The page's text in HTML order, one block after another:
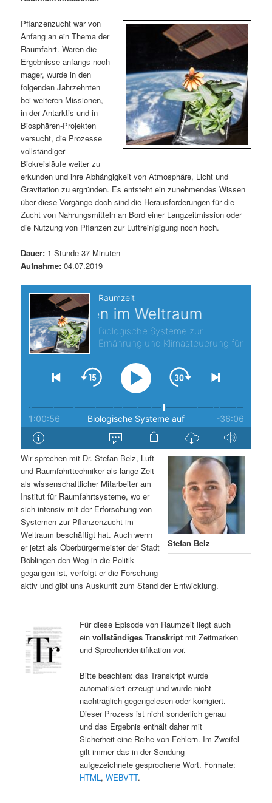
ä
r
e
n
I
n
h
a
t
s
r
g
e
n
n
d
ä
r
e
n
I
n
a
l
s
i
n
g
e
n
n
v
i
g
a
t
i
o
n
Pflanzenzucht war von
Anfang an ein Thema der
Raumfahrt. Waren die
Ergebnisse anfangs noch
mager, wurde in den
folgenden Jahrzehnten
bei weiteren Missionen,
in der Antarktis und in
Biosphären-Projekten
versucht, die Prozesse
vollständiger
Biokreisläufe weiter zu
erkunden und ihre Abhängigkeit von Atmosphäre, Licht und
Gravitation zu ergründen. Es entsteht ein zunehmendes Wissen
über diese Vorgänge doch sind die Herausforderungen für die
Zucht von Nahrungsmitteln an Bord einer Langzeitmission oder
die Nutzung von Pflanzen zur Luftreinigigung noch hoch.
Dauer: 1 Stunde 37 Minuten
Aufnahme: 04.07.2019
Stefan Belz
Wir sprechen mit Dr. Stefan Belz, Luft-
und Raumfahrttechniker als lange Zeit
als wissenschaftlicher Mitarbeiter am
Institut für Raumfahrtsysteme, wo er
sich intensiv mit der Erforschung von
Systemen zur Pflanzenzucht im
Weltraum beschäftigt hat. Auch wenn
er jetzt als Oberbürgermeister der Stadt
Böblingen den Weg in die Politik
gegangen ist, verfolgt er die Forschung
aktiv und gibt uns Auskunft zum Stand der Entwicklung.
Für diese Episode von Raumzeit liegt auch
ein vollständiges Transkriptmit Zeitmarken
und Sprecheridentifikation vor.
Bitte beachten: das Transkript wurde
automatisiert erzeugt und wurde nicht
nachträglich gegengelesen oder korrigiert.
Dieser Prozess ist nicht sonderlich genau
und das Ergebnis enthält daher mit
Sicherheit eine Reihe von Fehlern. Im Zweifel
gilt immer das in der Sendung
aufgezeichnete gesprochene Wort. Formate:
HTML, WEBVTT.